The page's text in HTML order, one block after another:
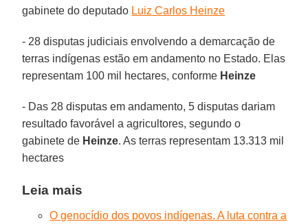
gabinete do deputado Luiz Carlos Heinze
- 28 disputas judiciais envolvendo a demarcação de
terras indígenas estão em andamento no Estado. Elas
representam 100 mil hectares, conforme Heinze
- Das 28 disputas em andamento, 5 disputas dariam
resultado favorável a agricultores, segundo o
gabinete de Heinze. As terras representam 13.313 mil
hectares
Leia mais
O genocídio dos povos indígenas. A luta contra a